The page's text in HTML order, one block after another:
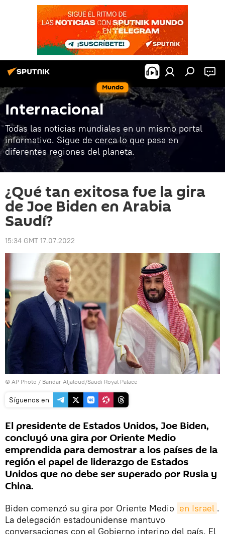
Mundo
Internacional
Todas las noticias mundiales en un mismo portal
informativo. Sigue de cerca lo que pasa en
diferentes regiones del planeta.
¿Qué tan exitosa fue la gira
de Joe Biden en Arabia
Saudí?
15:34 GMT 17.07.2022
© AP Photo / Bandar Aljaloud/Saudi Royal Palace
Síguenos en
El presidente de Estados Unidos, Joe Biden,
concluyó una gira por Oriente Medio
emprendida para demostrar a los países de la
región el papel de liderazgo de Estados
Unidos que no debe ser superado por Rusia y
China.
Biden comenzó su gira por Oriente Medio en Israel .
La delegación estadounidense mantuvo
conversaciones con el Gobierno interino del país. El